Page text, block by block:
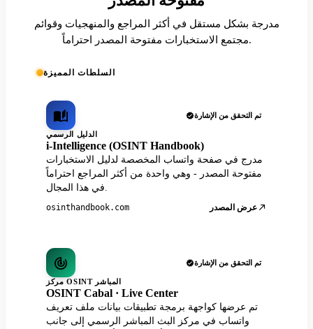
مدرجة بشكل مستقل في أكثر المراجع والمنهجيات وقوائم
مجتمع الاستخبارات مفتوحة المصدر احتراماً.
السلطات المميزة
تم التحقق من الإشارة
الدليل الرسمي
i-Intelligence (OSINT Handbook)
مدرج في صفحة واتساب المخصصة لدليل الاستخبارات
مفتوحة المصدر - وهي واحدة من أكثر المراجع احتراماً
في هذا المجال.
osinthandbook.com عرض المصدر
تم التحقق من الإشارة
مركز OSINT المباشر
OSINT Cabal · Live Center
تم عرضها كواجهة برمجة تطبيقات بيانات ملف تعريف
واتساب في مركز البث المباشر الرسمي إلى جانب